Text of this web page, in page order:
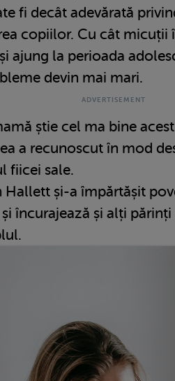
fi decât adevărată
copiilor. Cu cât micuții
ajung la perioada
devin mai mari.
știe cel ma bine
a recunoscut în mod
fiicei sale.
Hallett și-a împărtășit
încurajează și alți părinți